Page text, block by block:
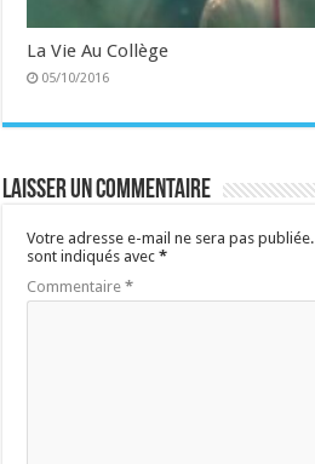
La Vie Au Collège
05/10/2016
Laisser un commentaire
Votre adresse e-mail ne sera pas publiée.
sont indiqués avec*
Commentaire*